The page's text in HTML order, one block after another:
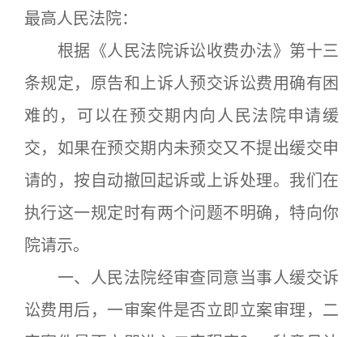
最高人民法院：
根据《人民法院诉讼收费办法》第十三
条规定，原告和上诉人预交诉讼费用确有困
难的，可以在预交期内向人民法院申请缓
交，如果在预交期内未预交又不提出缓交申
请的，按自动撤回起诉或上诉处理。我们在
执行这一规定时有两个问题不明确，特向你
院请示。
一、人民法院经审查同意当事人缓交诉
讼费用后，一审案件是否立即立案审理，二